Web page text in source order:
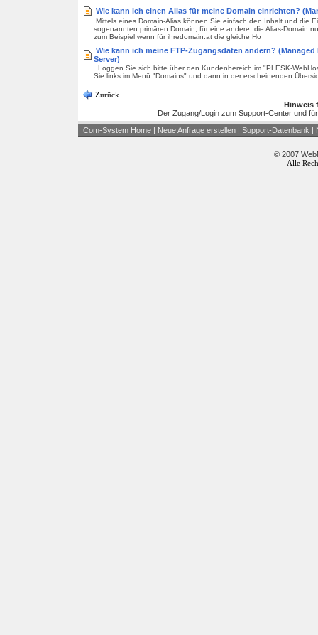
Wie kann ich einen Alias für meine Domain einrichten?
Mittels eines Domain-Alias können Sie einfach den Inhalt und die
sogenannten primären Domain, für eine andere, die Alias-Domain
zum Beispiel wenn für ihredomain.at die gleiche Ho
Wie kann ich meine FTP-Zugangsdaten ändern? (Managed
Server)
Loggen Sie sich bitte über den Kundenbereich im "PLESK-
Sie links im Menü "Domains" und dann in der erscheinenden
Zurück
Hinweis
Der Zugang/Login zum Support-Center und
Com-System Home | Neue Anfrage erstellen | Support-Datenbank |
© 2007
Alle